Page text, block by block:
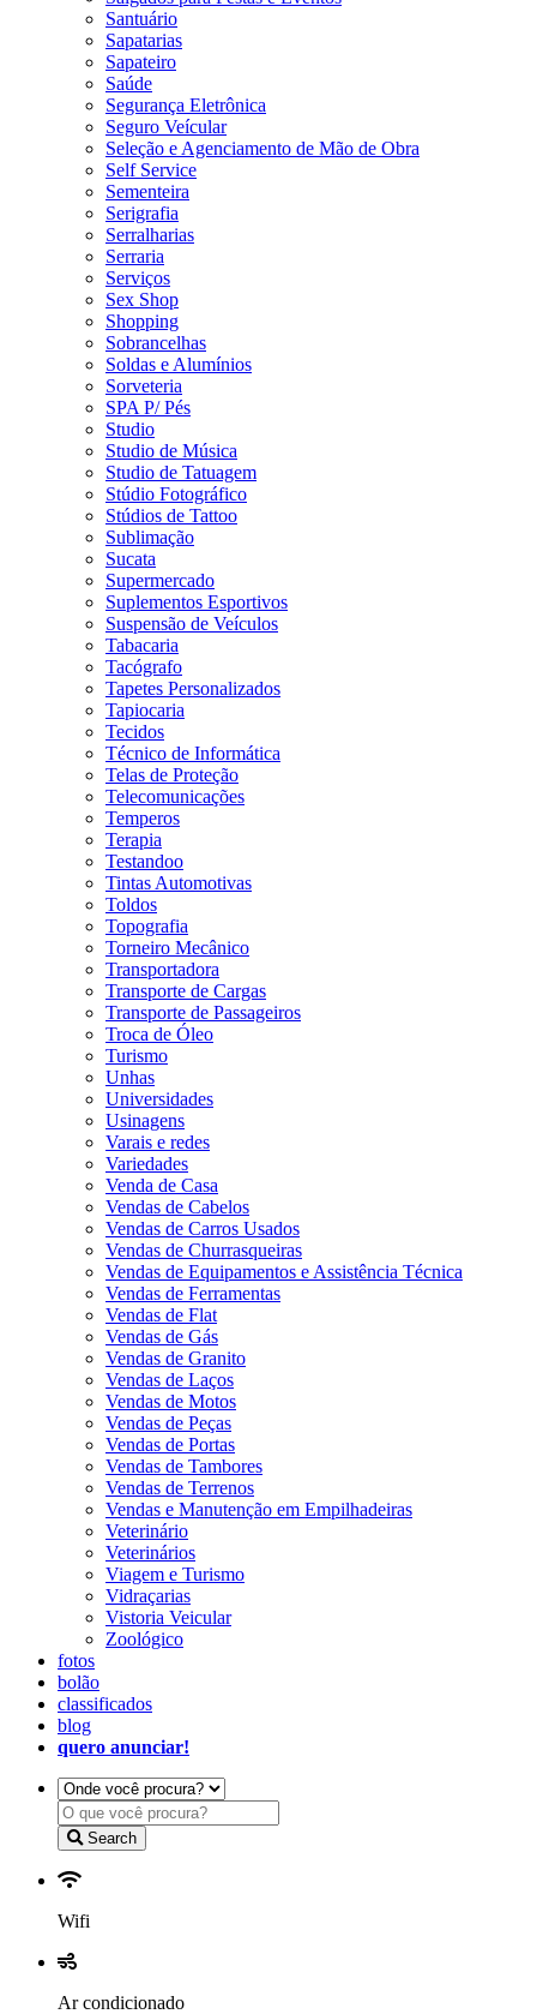
Santuário
Sapatarias
Sapateiro
Saúde
Segurança Eletrônica
Seguro Veícular
Seleção e Agenciamento de Mão de Obra
Self Service
Sementeira
Serigrafia
Serralharias
Serraria
Serviços
Sex Shop
Shopping
Sobrancelhas
Soldas e Alumínios
Sorveteria
SPA P/ Pés
Studio
Studio de Música
Studio de Tatuagem
Stúdio Fotográfico
Stúdios de Tattoo
Sublimação
Sucata
Supermercado
Suplementos Esportivos
Suspensão de Veículos
Tabacaria
Tacógrafo
Tapetes Personalizados
Tapiocaria
Tecidos
Técnico de Informática
Telas de Proteção
Telecomunicações
Temperos
Terapia
Testandoo
Tintas Automotivas
Toldos
Topografia
Torneiro Mecânico
Transportadora
Transporte de Cargas
Transporte de Passageiros
Troca de Óleo
Turismo
Unhas
Universidades
Usinagens
Varais e redes
Variedades
Venda de Casa
Vendas de Cabelos
Vendas de Carros Usados
Vendas de Churrasqueiras
Vendas de Equipamentos e Assistência Técnica
Vendas de Ferramentas
Vendas de Flat
Vendas de Gás
Vendas de Granito
Vendas de Laços
Vendas de Motos
Vendas de Peças
Vendas de Portas
Vendas de Tambores
Vendas de Terrenos
Vendas e Manutenção em Empilhadeiras
Veterinário
Veterinários
Viagem e Turismo
Vidraçarias
Vistoria Veicular
Zoológico
fotos
bolão
classificados
blog
quero anunciar!
Search
Wifi
Ar condicionado